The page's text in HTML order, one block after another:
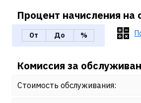
Процент начисления на
От До %
Комиссия за
Стоимость обслуживания: